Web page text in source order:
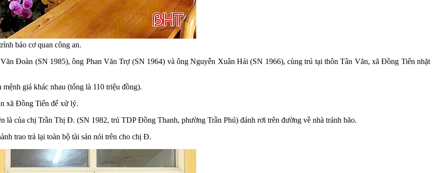
báo cơ quan công an.
Đoàn (SN 1985), ông Phan Văn Trợ (SN 1964) và ông Nguyễn Xuân Hải (SN 1966), cùng trú tại thôn Tân Văn, xã Đồng Tiến nhặt
giá khác nhau (tổng là 110 triệu đồng).
xã Đồng Tiến để xử lý.
là của chị Trần Thị Đ. (SN 1982, trú TDP Đồng Thanh, phường Trần Phú) đánh rơi trên đường về nhà tránh bão.
trao trả lại toàn bộ tài sản nói trên cho chị Đ.